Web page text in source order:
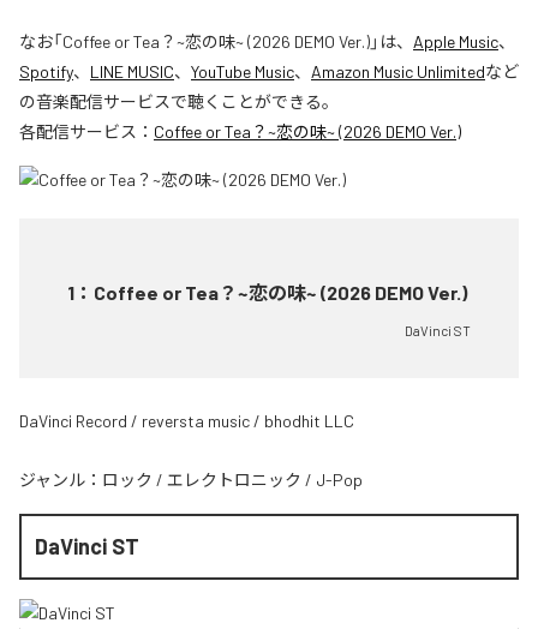
なお「Coffee or Tea？~恋の味~ (2026 DEMO Ver.)」は、 Apple Music、
Spotify、 LINE MUSIC、 YouTube Music、 Amazon Music Unlimitedなど
の音楽配信サービスで聴くことができる。
各配信サービス： Coffee or Tea？~恋の味~ (2026 DEMO Ver.)
1 ： Coffee or Tea？~恋の味~ (2026 DEMO Ver.)
DaVinci ST
DaVinci Record / reversta music / bhodhit LLC
ジャンル： ロック / エレクトロニック / J-Pop
DaVinci ST